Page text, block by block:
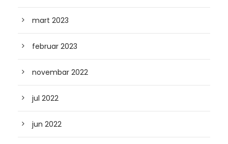
mart 2023
februar 2023
novembar 2022
jul 2022
jun 2022